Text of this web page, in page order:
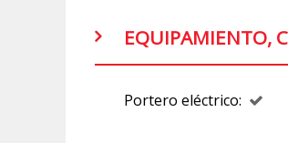
EQUIPAMIENTO,
Portero eléctrico: